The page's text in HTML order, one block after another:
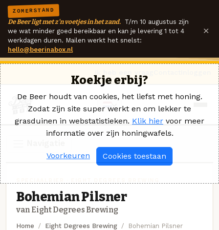
ZOMERSTAND
De Beer ligt met z'n voetjes in het zand. T/m 10 augustus zijn
we wat minder goed bereikbaar en kan je levering 1 tot 4
werkdagen duren. Mailen werkt het snelst:
hello@beerinabox.nl
×
Bohemian Pilsner
van Eight Degrees Brewing
Home Eight Degrees Brewing Bohemian Pilsner
Koekje erbij?
De Beer houdt van cookies, het liefst met honing.
Zodat zijn site super werkt en om lekker te
grasduinen in webstatistieken. Klik hier voor meer
informatie over zijn honingwafels.
Voorkeuren Cookies toestaan